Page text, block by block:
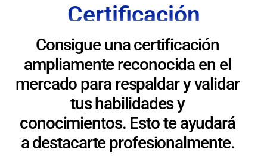
Certificación
Consigue una certificación
ampliamente reconocida en el
mercado para respaldar y validar
tus habilidades y
conocimientos. Esto te ayudará
a destacarte profesionalmente.